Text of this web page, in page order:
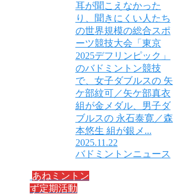
耳が聞こえなかった
り、聞きにくい人たち
の世界規模の総合スポ
ーツ競技大会「東京
2025デフリンピック」
のバドミントン競技
で、女子ダブルスの 矢
ケ部紋可／矢ケ部真衣
組が金メダル、男子ダ
ブルスの 永石泰寛／森
本悠生 組が銀メ...
2025.11.22
バドミントンニュース
あねミントン
ず定期活動